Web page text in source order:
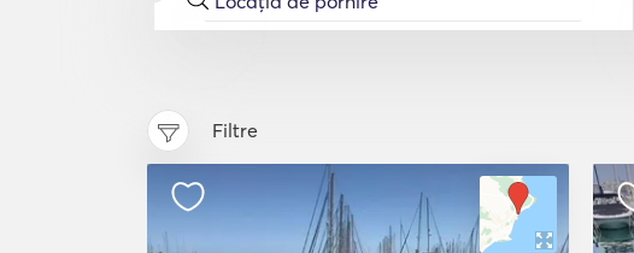
Filtre